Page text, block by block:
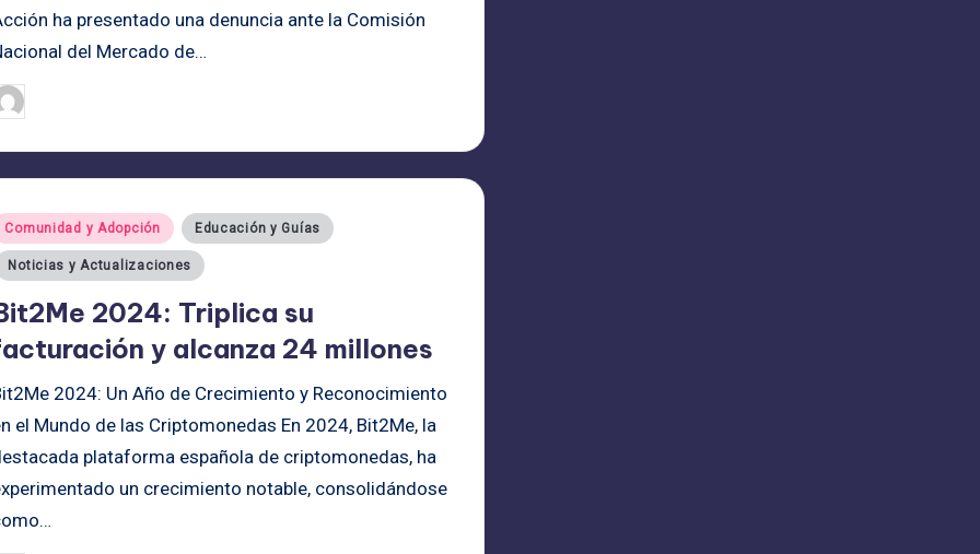
ha presentado una denuncia ante la Comisión
del Mercado de…
Comunidad y Adopción Educación y Guías
Noticias y Actualizaciones
2024: Triplica su
y alcanza 24 millones
2024: Un Año de Crecimiento y Reconocimiento
el Mundo de las Criptomonedas En 2024, Bit2Me, la
plataforma española de criptomonedas, ha
un crecimiento notable, consolidándose